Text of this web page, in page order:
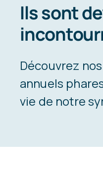
Nos
Nos
Ils sont
Découvrez
annuels
vie de notre